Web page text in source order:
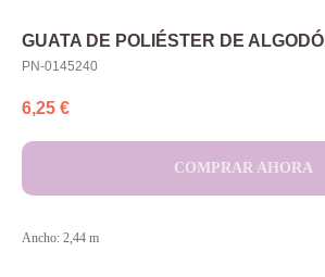
GUATA DE POLIÉSTER DE
PN-0145240
6,25 €
COMPRAR AHORA
Ancho: 2,44 m